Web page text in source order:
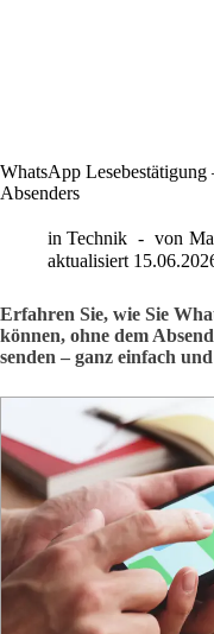
WhatsApp Lesebestätigung
Absenders
in Technik von
aktualisiert
Erfahren Sie, wie Sie
können, ohne dem
senden – ganz einfach